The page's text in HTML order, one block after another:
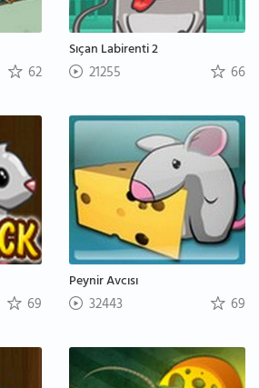
62
Sıçan Labirenti 2
21255 66
69
Peynir Avcısı
32443 69